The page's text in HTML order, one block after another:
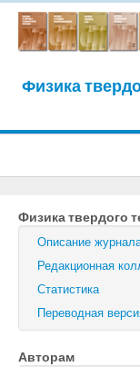
Физика
Журнал
Письма в
Физика
Физика и
Оптика и
Физика твердого
Описание
Редакционная
Статистика
Переводная
Авторам